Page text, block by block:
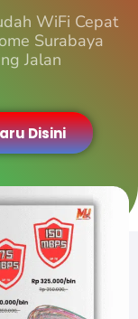
WiFi Cepat
Surabaya
Jalan
Disini